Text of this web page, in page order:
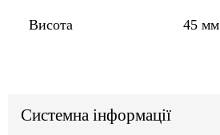
Висота 45 мм
Системна інформації